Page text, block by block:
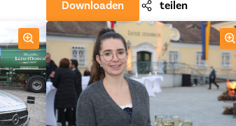
Downloaden teilen